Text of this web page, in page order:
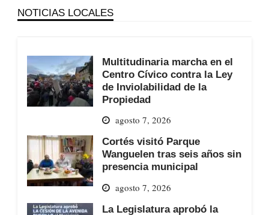
NOTICIAS LOCALES
Multitudinaria marcha en el
Centro Cívico contra la Ley
de Inviolabilidad de la
Propiedad
agosto 7, 2026
Cortés visitó Parque
Wanguelen tras seis años sin
presencia municipal
agosto 7, 2026
La Legislatura aprobó la